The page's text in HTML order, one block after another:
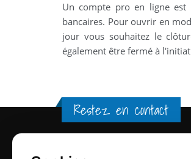
Un compte pro en ligne
bancaires. Pour ouvrir en
jour vous souhaitez le
également être fermé à
Restez en contact